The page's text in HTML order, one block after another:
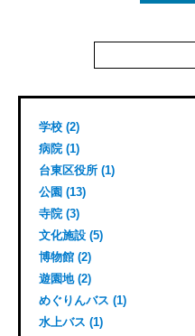
学校 (2)
病院 (1)
台東区役所 (1)
公園 (13)
寺院 (3)
文化施設 (5)
博物館 (2)
遊園地 (2)
めぐりんバス (1)
水上バス (1)